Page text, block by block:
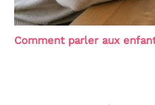
Comment parler aux